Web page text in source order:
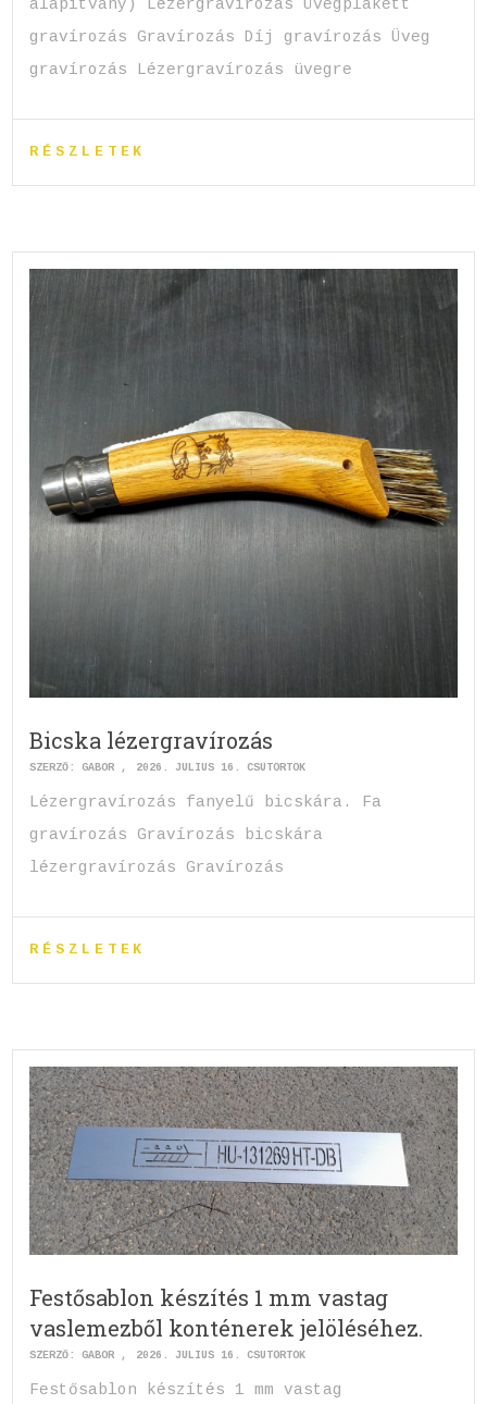
alapítvány) Lézergravírozás Üvegplakett
gravírozás Gravírozás Díj gravírozás Üveg
gravírozás Lézergravírozás üvegre
RÉSZLETEK
Bicska lézergravírozás
SZERZŐ:GABOR 2026. JÚLIUS 16. CSÜTÖRTÖK
Lézergravírozás fanyelű bicskára. Fa
gravírozás Gravírozás bicskára
lézergravírozás Gravírozás
RÉSZLETEK
Festősablon készítés 1 mm vastag
vaslemezből konténerek jelöléséhez.
SZERZŐ:GABOR 2026. JÚLIUS 16. CSÜTÖRTÖK
Festősablon készítés 1 mm vastag